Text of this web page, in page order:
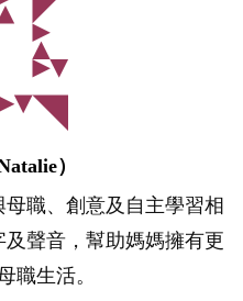
）
職、創意及自主學習相
聲音，幫助媽媽擁有更
職生活。